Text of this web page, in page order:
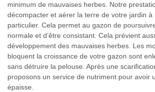
minimum de mauvaises herbes. Notre
décompacter et aérer la terre de votre jardin à
particulier. Cela permet au gazon de
normale et d’être consistant. Cela prévient
développement des mauvaises herbes. Les
bloquent la croissance de votre gazon sont
sans détruire la pelouse. Après une
proposons un service de nutriment pour avoir
épaisse.